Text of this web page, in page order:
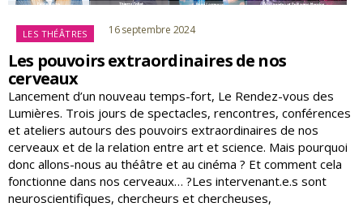
Catégories
LES THÉÂTRES
Les pouvoirs extraordinaires de nos
cerveaux
16 septembre 2024
Lancement d’un nouveau temps-fort, Le Rendez-vous des
Lumières. Trois jours de spectacles, rencontres, conférences
et ateliers autours des pouvoirs extraordinaires de nos
cerveaux et de la relation entre art et science. Mais pourquoi
donc allons-nous au théâtre et au cinéma ? Et comment cela
fonctionne dans nos cerveaux… ?Les intervenant.e.s sont
neuroscientifiques, chercheurs et chercheuses,